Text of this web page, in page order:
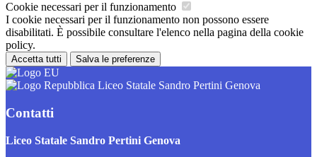
Cookie necessari per il funzionamento
I cookie necessari per il funzionamento non possono essere
disabilitati. È possibile consultare l'elenco nella pagina della cookie
policy.
Accetta tutti Salva le preferenze
Liceo Statale Sandro Pertini Genova
Contatti
Liceo Statale Sandro Pertini Genova